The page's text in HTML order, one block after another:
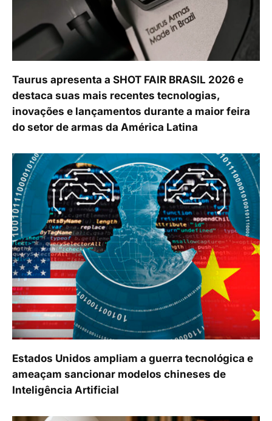
Taurus apresenta a SHOT FAIR BRASIL 2026 e
destaca suas mais recentes tecnologias,
inovações e lançamentos durante a maior feira
do setor de armas da América Latina
Estados Unidos ampliam a guerra tecnológica e
ameaçam sancionar modelos chineses de
Inteligência Artificial